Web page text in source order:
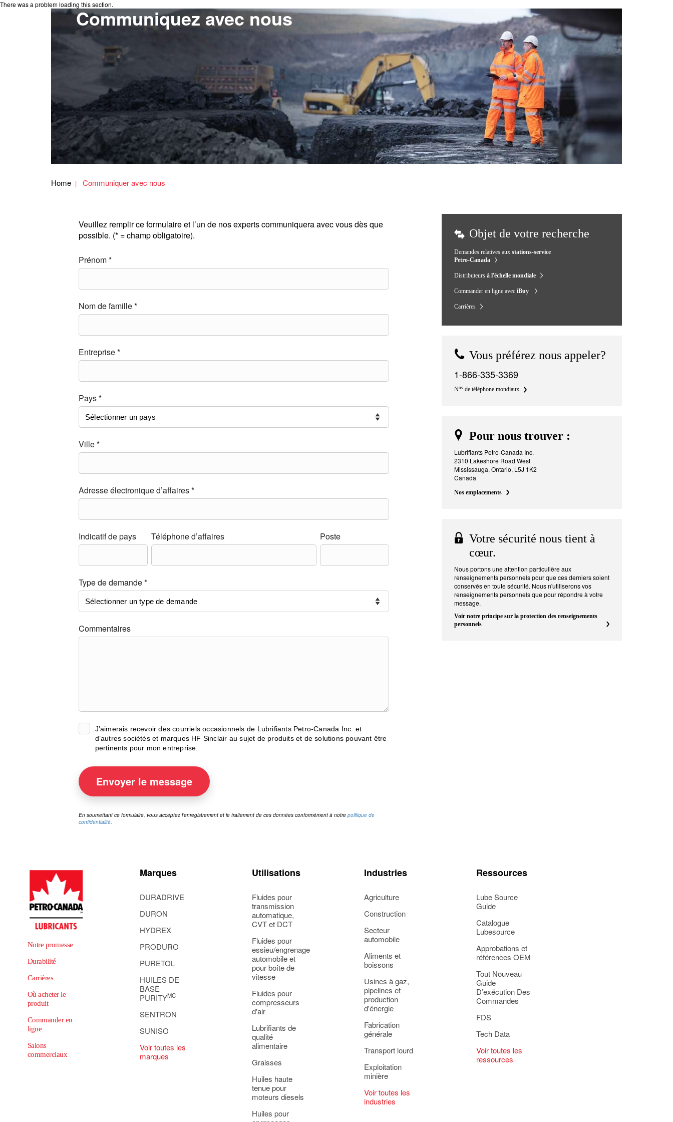
There was a problem loading this section.
Communiquez avec nous
Home Communiquer avec nous
Veuillez remplir ce formulaire et l’un de nos experts communiquera avec vous dès que
possible. (* = champ obligatoire).
Prénom *
Nom de famille *
Entreprise *
Pays *
Ville *
Adresse électronique d’affaires *
Indicatif de pays Téléphone d’affaires Poste
Type de demande *
Commentaires
J’aimerais recevoir des courriels occasionnels de Lubrifiants Petro-Canada Inc. et
d’autres sociétés et marques HF Sinclair au sujet de produits et de solutions pouvant être
pertinents pour mon entreprise.
Envoyer le message
En soumettant ce formulaire, vous acceptez l’enregistrement et le traitement de ces données conformément à notre politique de
confidentialité.
Objet de votre recherche
Demandes relatives aux stations-service
Petro-Canada
Distributeurs à l'échelle mondiale
Commander en ligne avec iBuy
Carrières
Vous préférez nous appeler?
1-866-335-3369
Nos de téléphone mondiaux
Pour nous trouver :
Lubrifiants Petro-Canada Inc.
2310 Lakeshore Road West
Mississauga, Ontario, L5J 1K2
Canada
Nos emplacements
Votre sécurité nous tient à
cœur.
Nous portons une attention particulière aux
renseignements personnels pour que ces derniers soient
conservés en toute sécurité. Nous n'utiliserons vos
renseignements personnels que pour répondre à votre
message.
Voir notre principe sur la protection des renseignements
personnels
Notre promesse
Durabilité
Carrières
Où acheter le
produit
Commander en
ligne
Salons
commerciaux
Marques
DURADRIVE
DURON
HYDREX
PRODURO
PURETOL
HUILES DE
BASE
PURITYMC
SENTRON
SUNISO
Voir toutes les
marques
Utilisations
Fluides pour
transmission
automatique,
CVT et DCT
Fluides pour
essieu/engrenage
automobile et
pour boîte de
vitesse
Fluides pour
compresseurs
d'air
Lubrifiants de
qualité
alimentaire
Graisses
Huiles haute
tenue pour
moteurs diesels
Huiles pour
Industries
Agriculture
Construction
Secteur
automobile
Aliments et
boissons
Usines à gaz,
pipelines et
production
d'énergie
Fabrication
générale
Transport lourd
Exploitation
minière
Voir toutes les
industries
Ressources
Lube Source
Guide
Catalogue
Lubesource
Approbations et
références OEM
Tout Nouveau
Guide
D’exécution Des
Commandes
FDS
Tech Data
Voir toutes les
ressources